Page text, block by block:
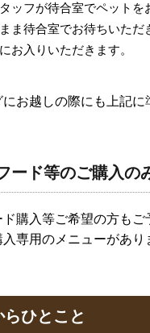
ッフが待合室でペット
ま待合室でお待ちいた
お入りいただきます。
にお越しの際にも上記
ード等のご購入の
ド購入等ご希望の方も
専用のメニューがあり
らひとこと